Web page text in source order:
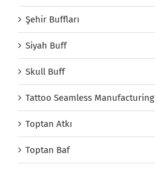
Şehir Buffları
Siyah Buff
Skull Buff
Tattoo Seamless Manufacturing
Toptan Atkı
Toptan Baf